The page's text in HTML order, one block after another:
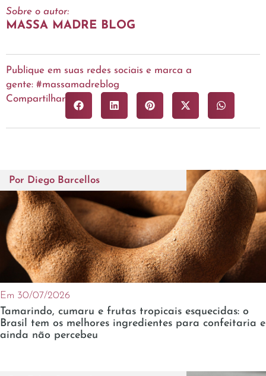
Sobre o autor:
MASSA MADRE BLOG
Publique em suas redes sociais e marca a
gente: #massamadreblog
Compartilhar
Por Diego Barcellos
Em 30/07/2026
Tamarindo, cumaru e frutas tropicais esquecidas: o
Brasil tem os melhores ingredientes para confeitaria e
ainda não percebeu